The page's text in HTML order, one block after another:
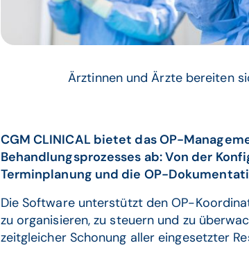
Ärztinnen und Ärzte bereiten
CGM CLINICAL bietet das OP-
Behandlungsprozesses ab: Von der
Terminplanung und die OP-
Die Software unterstützt den OP-
zu organisieren, zu steuern und zu
zeitgleicher Schonung aller eingesetzter